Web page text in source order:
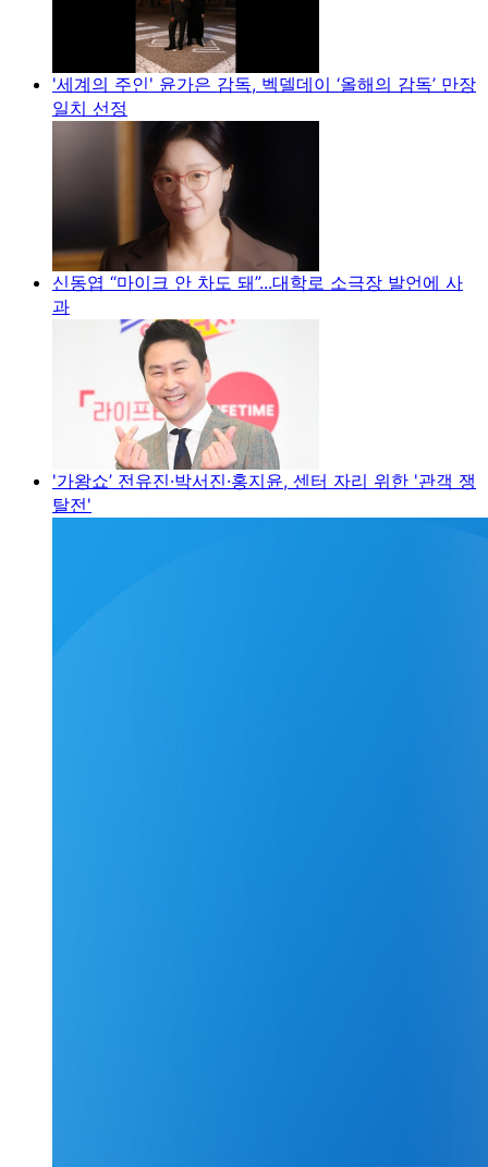
'세계의 주인' 윤가은 감독, 벡델데이 ‘올해의 감독’ 만장
일치 선정
신동엽 “마이크 안 차도 돼”...대학로 소극장 발언에 사
과
'가왕쇼’ 전유진·박서진·홍지윤, 센터 자리 위한 '관객 쟁
탈전'